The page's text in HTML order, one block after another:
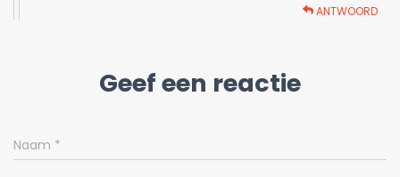
ANTWOORD
Geef een reactie
Naam *